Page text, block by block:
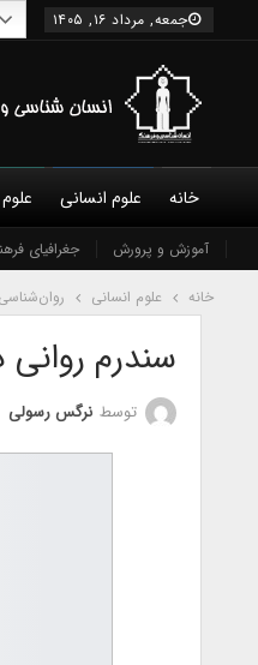
جمعه, مرداد ۱۶, ۱۴۰۵
خانه
درباره ما شورای عالی
علوم انسانی
آموزش و پرورش جغرافیای
خانه علوم انسانی روان‌شناسی
سندرم
توسط نرگس رسولی